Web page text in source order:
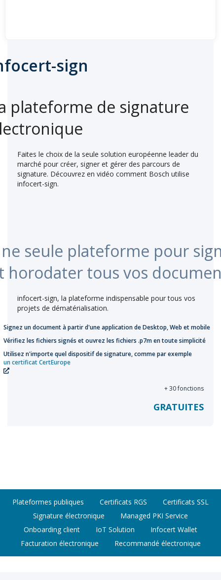
sign
plateforme de signature
Faites le choix de la seule solution européenne leader du
marché pour créer, signer et gérer des parcours de
signature. Découvrez en vidéo comment Bosch utilise
infocert-sign.
seule plateforme pour
horodater tous vos
infocert-sign, la plateforme indispensable pour tous vos
projets de dématérialisation.
Signez un document à partir d'une application de Desktop, Web et mobile
Vérifiez les fichiers signés et ouvrez les fichiers .p7m en toute simplicité
Utilisez n'importe quel dispositif de signature, comme par exemple
un certificat CertEurope
+ 30 fonctions
GRATUITES
Plateformes publiques Certificats RGS
Certificats SSL
Signature électronique
Managed PKI Service
Onboarding client
IoT Solution
Infocert Wallet
Facturation électronique
Recommandé électronique